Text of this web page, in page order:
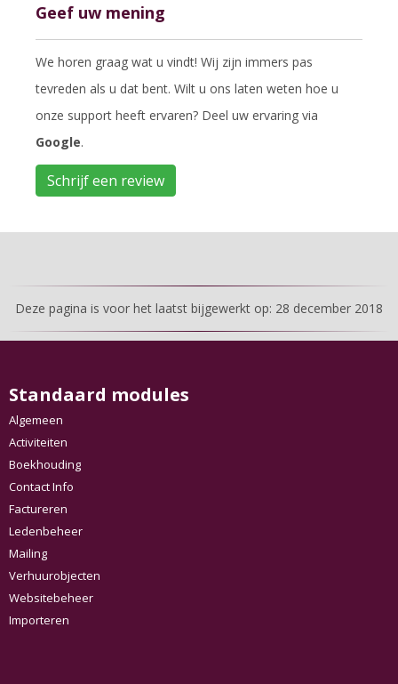
Geef uw mening
We horen graag wat u vindt! Wij zijn immers pas
tevreden als u dat bent. Wilt u ons laten weten hoe u
onze support heeft ervaren? Deel uw ervaring via
Google.
Schrijf een review
Deze pagina is voor het laatst bijgewerkt op: 28 december 2018
Standaard modules
Algemeen
Activiteiten
Boekhouding
Contact Info
Factureren
Ledenbeheer
Mailing
Verhuurobjecten
Websitebeheer
Importeren